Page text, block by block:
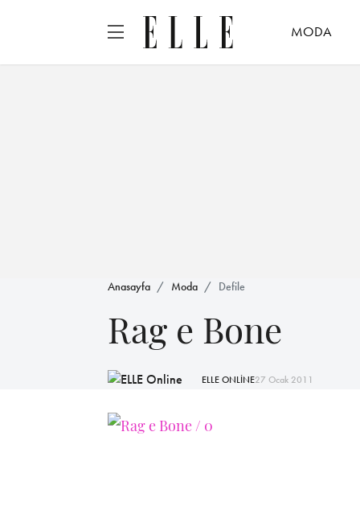
MODA
Anasayfa Moda Defile
Rag e Bone
ELLE ONLİNE27 Ocak 2011